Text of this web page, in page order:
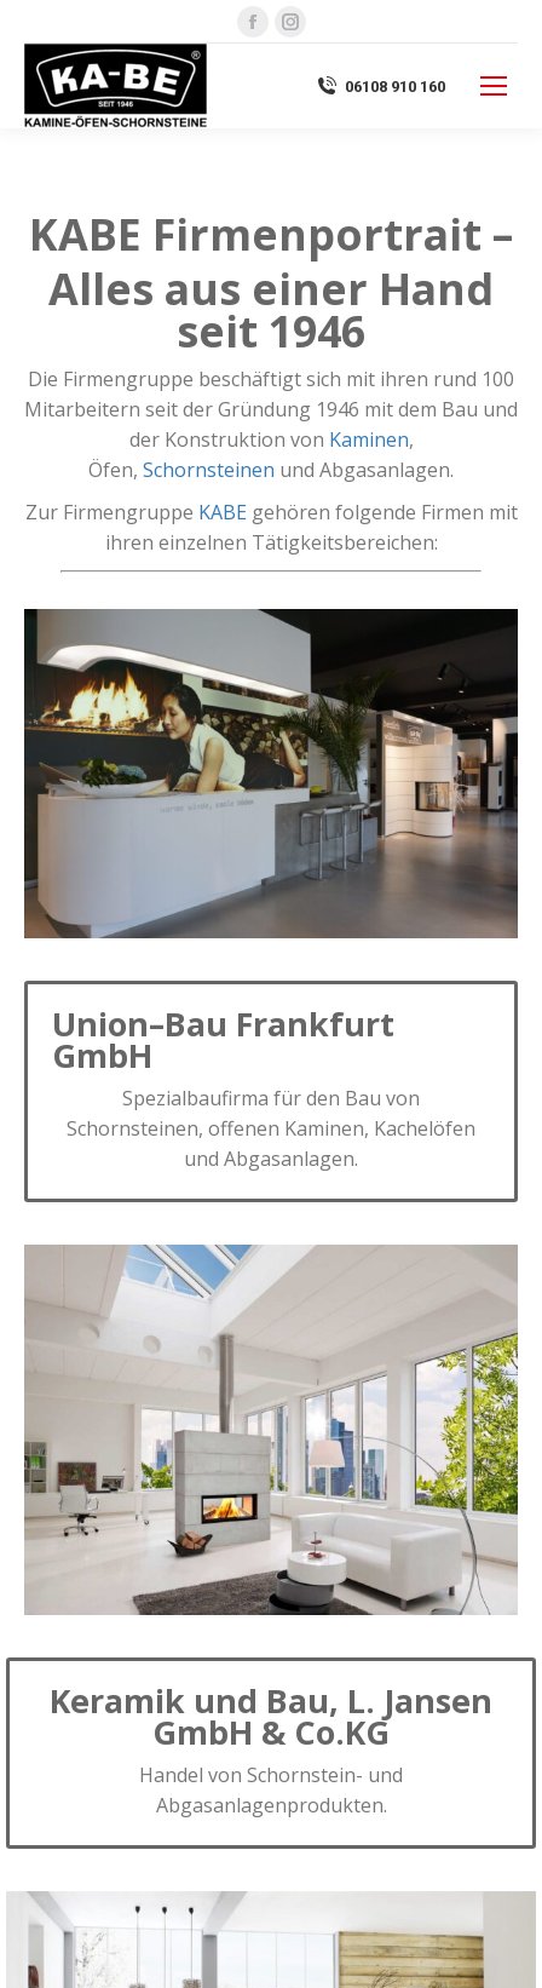
Facebook
Instagram
opens06108 910 160
KABE Firmenportrait –
Alles aus einer Hand
seit 1946
Die Firmengruppe beschäftigt sich mit ihren rund 100
Mitarbeitern seit der Gründung 1946 mit dem Bau und
der Konstruktion von Kaminen,
Öfen, Schornsteinen und Abgasanlagen.
Zur Firmengruppe KABE gehören folgende Firmen mit
ihren einzelnen Tätigkeitsbereichen:
Union–Bau Frankfurt
GmbH
Spezialbaufirma für den Bau von
Schornsteinen, offenen Kaminen, Kachelöfen
und Abgasanlagen.
Keramik und Bau, L. Jansen
GmbH & Co.KG
Handel von Schornstein- und
Abgasanlagenprodukten.